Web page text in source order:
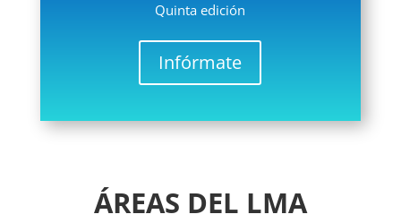
Quinta edición
Infórmate
ÁREAS DEL LMA